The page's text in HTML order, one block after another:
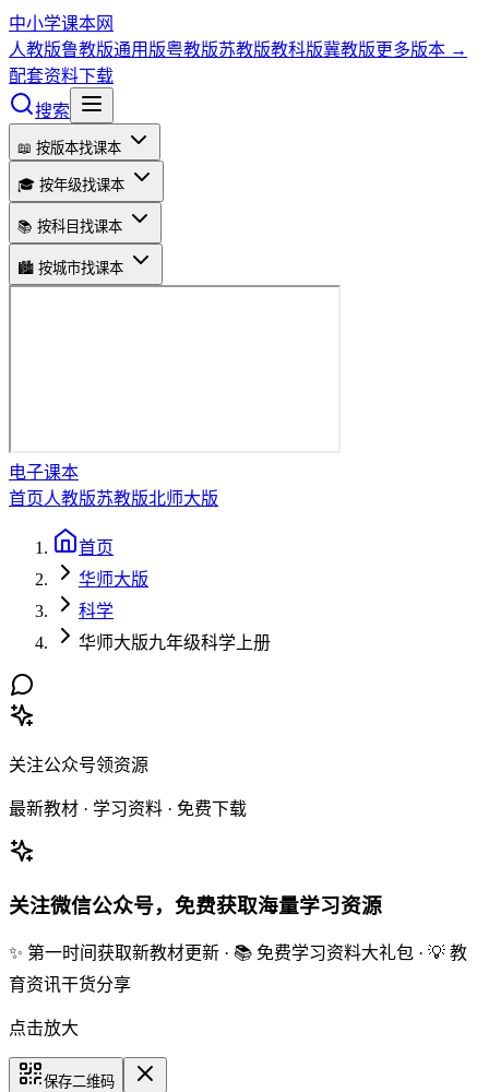
中小学课本网
人教版鲁教版通用版粤教版苏教版教科版冀教版更多版本 →
配套资料下载
搜索
📖 按版本找课本
🎓 按年级找课本
📚 按科目找课本
🏙️ 按城市找课本
电子课本
首页人教版苏教版北师大版
首页
华师大版
科学
华师大版九年级科学上册
关注公众号领资源
最新教材 · 学习资料 · 免费下载
关注微信公众号，免费获取海量学习资源
✨ 第一时间获取新教材更新 · 📚 免费学习资料大礼包 · 💡 教
育资讯干货分享
点击放大
保存二维码